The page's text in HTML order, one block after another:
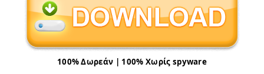
100% Δωρεάν | 100% Χωρίς spyware